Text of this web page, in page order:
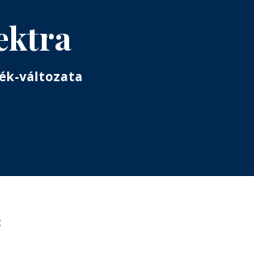
változata